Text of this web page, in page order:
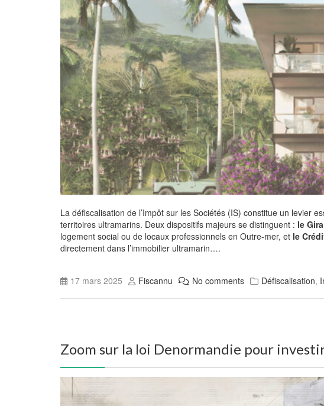
La défiscalisation de l’Impôt sur les Sociétés (IS) constitue un levier
territoires ultramarins. Deux dispositifs majeurs se distinguent : le
logement social ou de locaux professionnels en Outre-mer, et le
directement dans l’immobilier ultramarin….
17 mars 2025 Fiscannu No comments Défiscalisation,
Zoom sur la loi Denormandie pour